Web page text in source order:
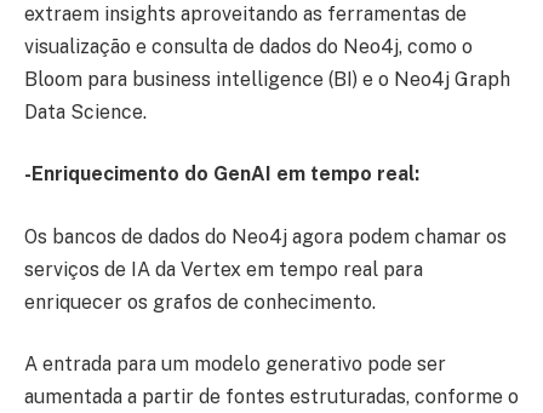
extraem insights aproveitando as ferramentas de
visualização e consulta de dados do Neo4j, como o
Bloom para business intelligence (BI) e o Neo4j Graph
Data Science.
-Enriquecimento do GenAI em tempo real:
Os bancos de dados do Neo4j agora podem chamar os
serviços de IA da Vertex em tempo real para
enriquecer os grafos de conhecimento.
A entrada para um modelo generativo pode ser
aumentada a partir de fontes estruturadas, conforme o